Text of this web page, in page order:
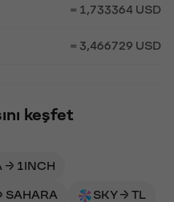
= 1,733364 USD
= 3,466729 USD
keşfet
→ 1INCH
SAHARA SKY → TL